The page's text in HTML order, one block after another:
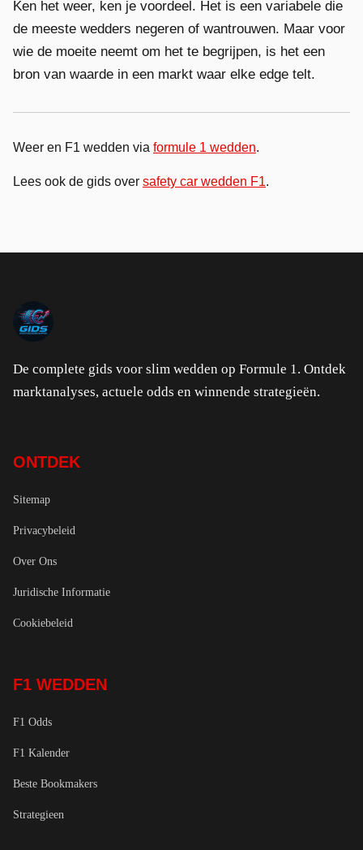
Ken het weer, ken je voordeel. Het is een variabele die
de meeste wedders negeren of wantrouwen. Maar voor
wie de moeite neemt om het te begrijpen, is het een
bron van waarde in een markt waar elke edge telt.
Weer en F1 wedden via formule 1 wedden.
Lees ook de gids over safety car wedden F1.
De complete gids voor slim wedden op Formule 1. Ontdek
marktanalyses, actuele odds en winnende strategieën.
ONTDEK
Sitemap
Privacybeleid
Over Ons
Juridische Informatie
Cookiebeleid
F1 WEDDEN
F1 Odds
F1 Kalender
Beste Bookmakers
Strategieen